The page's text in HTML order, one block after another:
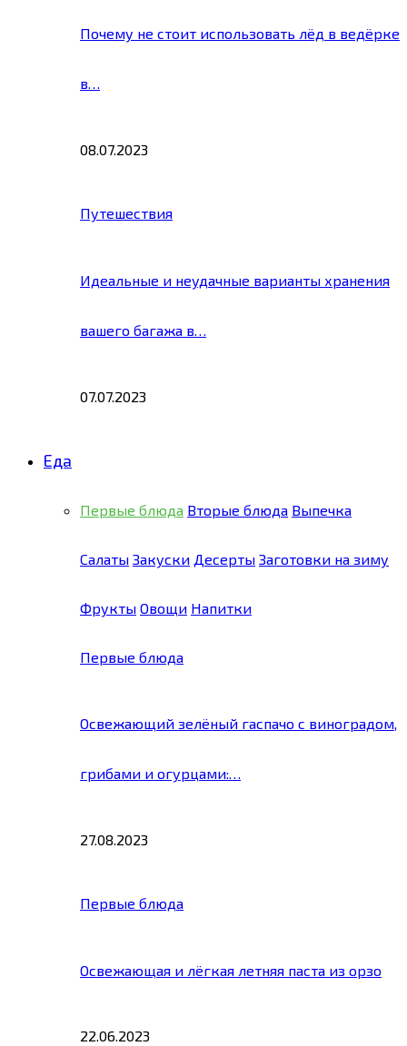
Почему не стоит использовать лёд в ведёрке
в…
08.07.2023
Путешествия
Идеальные и неудачные варианты хранения
вашего багажа в…
07.07.2023
Еда
Первые блюда Вторые блюда Выпечка
Салаты Закуски Десерты Заготовки на зиму
Фрукты Овощи Напитки
Первые блюда
Освежающий зелёный гаспачо с виноградом,
грибами и огурцами:…
27.08.2023
Первые блюда
Освежающая и лёгкая летняя паста из орзо
22.06.2023